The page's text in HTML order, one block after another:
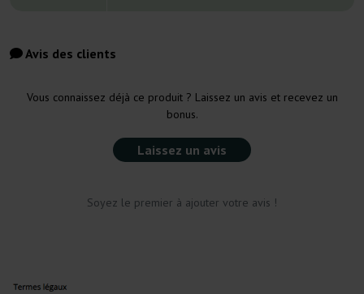
Avis des clients
Vous connaissez déjà ce produit ? Laissez un avis et recevez un
bonus.
Laissez un avis
Soyez le premier à ajouter votre avis !